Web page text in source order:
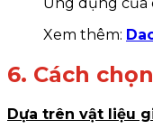
Xem thêm:
6. Cách
Dựa trên vật liệu